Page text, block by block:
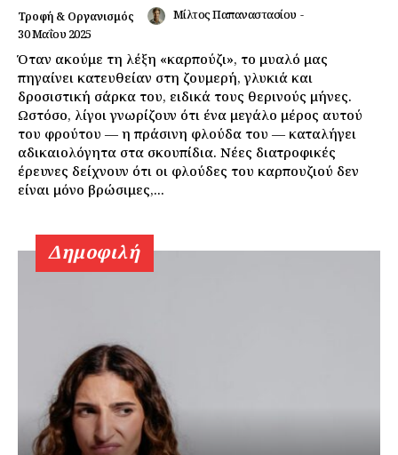
Τροφή & Οργανισμός Μίλτος Παπαναστασίου -
30 Μαΐου 2025
Όταν ακούμε τη λέξη «καρπούζι», το μυαλό μας
πηγαίνει κατευθείαν στη ζουμερή, γλυκιά και
δροσιστική σάρκα του, ειδικά τους θερινούς μήνες.
Ωστόσο, λίγοι γνωρίζουν ότι ένα μεγάλο μέρος αυτού
του φρούτου — η πράσινη φλούδα του — καταλήγει
αδικαιολόγητα στα σκουπίδια. Νέες διατροφικές
έρευνες δείχνουν ότι οι φλούδες του καρπουζιού δεν
είναι μόνο βρώσιμες,...
Δημοφιλή